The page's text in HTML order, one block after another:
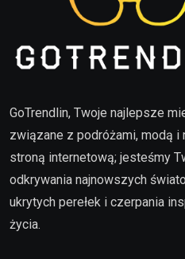
GoTrendlin, Twoje najlepsze
związane z podróżami, modą
stroną internetową; jesteśmy
odkrywania najnowszych
ukrytych perełek i czerpania
życia.